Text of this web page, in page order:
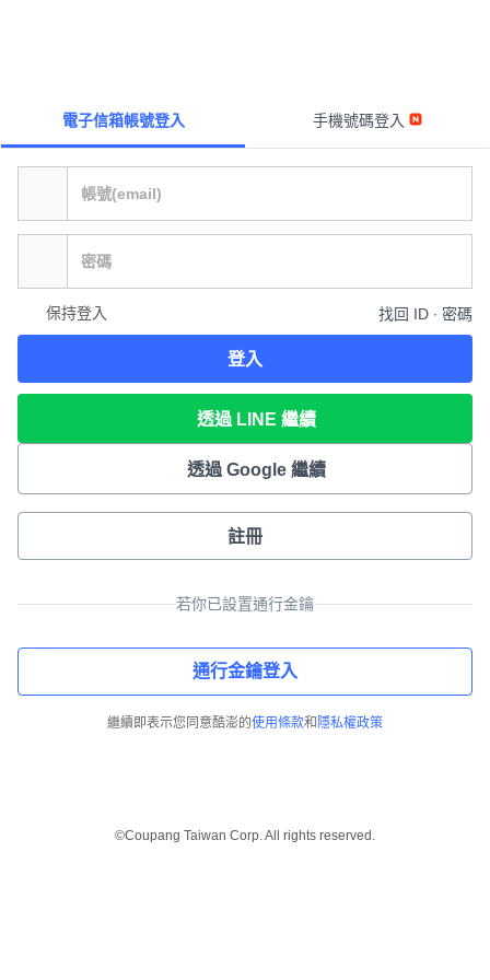
電子信箱帳號登入 手機號碼登入
保持登入 找回 ID ∙ 密碼
登入
透過 LINE 繼續
透過 Google 繼續
註冊
若你已設置通行金鑰
通行金鑰登入
繼續即表示您同意酷澎的使用條款和 隱私權政策
©Coupang Taiwan Corp. All rights reserved.